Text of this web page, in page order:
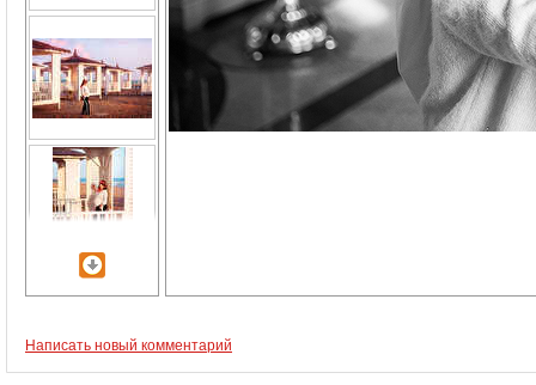
Написать новый комментарий